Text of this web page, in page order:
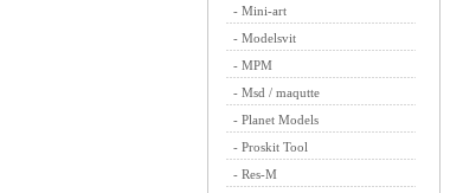
- Mini-art
- Modelsvit
- MPM
- Msd / maqutte
- Planet Models
- Proskit Tool
- Res-M